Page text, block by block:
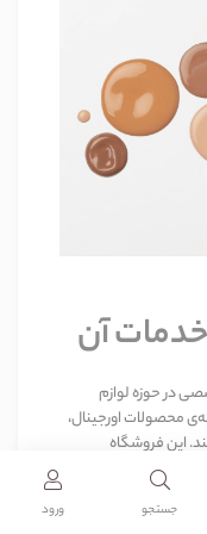
خدمات آن
در حوزه لوازم
محصولات اورجینال،
این فروشگاه
جایگاه ویژه‌ای
کند.
جستجو ورود